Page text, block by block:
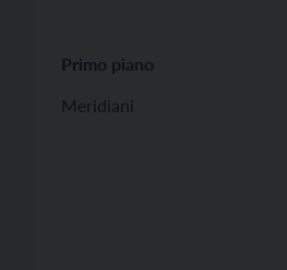
Primo piano
Meridiani